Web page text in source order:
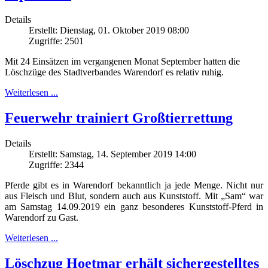
Details
Erstellt: Dienstag, 01. Oktober 2019 08:00
Zugriffe: 2501
Mit 24 Einsätzen im vergangenen Monat September hatten die
Löschzüge des Stadtverbandes Warendorf es relativ ruhig.
Weiterlesen ...
Feuerwehr trainiert Großtierrettung
Details
Erstellt: Samstag, 14. September 2019 14:00
Zugriffe: 2344
Pferde gibt es in Warendorf bekanntlich ja jede Menge. Nicht nur
aus Fleisch und Blut, sondern auch aus Kunststoff. Mit „Sam“ war
am Samstag 14.09.2019 ein ganz besonderes Kunststoff-Pferd in
Warendorf zu Gast.
Weiterlesen ...
Löschzug Hoetmar erhält sichergestelltes